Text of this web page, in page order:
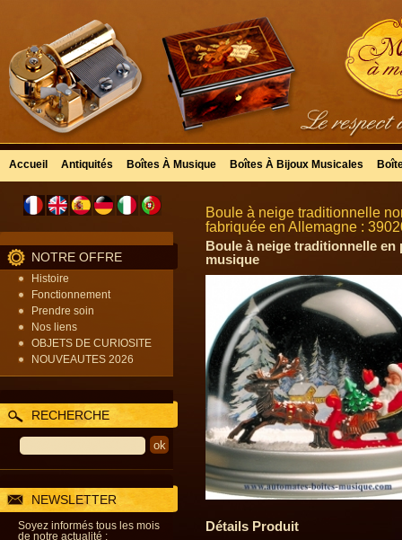
Accueil Antiquités Boîtes À Musique Boîtes À Bijoux Musicales
NOTRE OFFRE
Histoire
Fonctionnement
Prendre soin
Nos liens
OBJETS DE CURIOSITE
NOUVEAUTES 2026
RECHERCHE
NEWSLETTER
Soyez informés tous les mois
de notre actualité :
Boule à neige traditionnelle
fabriquée en Allemagne :
Boule à neige traditionnelle en
musique
Détails Produit